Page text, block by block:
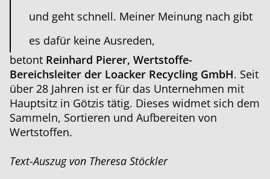
und geht schnell. Meiner Meinung nach gibt
es dafür keine Ausreden,
betont Reinhard Pierer, Wertstoffe-
Bereichsleiter der Loacker Recycling GmbH. Seit
über 28 Jahren ist er für das Unternehmen mit
Hauptsitz in Götzis tätig. Dieses widmet sich dem
Sammeln, Sortieren und Aufbereiten von
Wertstoffen.
Text-Auszug von Theresa Stöckler